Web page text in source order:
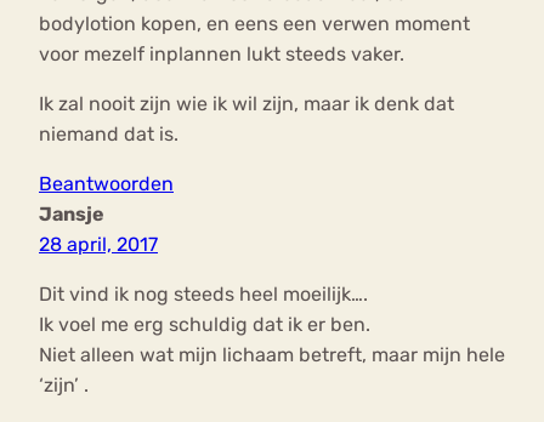
bodylotion kopen, en eens een verwen moment
voor mezelf inplannen lukt steeds vaker.
Ik zal nooit zijn wie ik wil zijn, maar ik denk dat
niemand dat is.
Beantwoorden
Jansje
28 april, 2017
Dit vind ik nog steeds heel moeilijk….
Ik voel me erg schuldig dat ik er ben.
Niet alleen wat mijn lichaam betreft, maar mijn hele
‘zijn’ .